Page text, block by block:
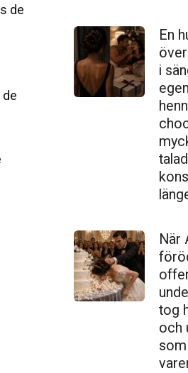
de
En
i
När
tog
och